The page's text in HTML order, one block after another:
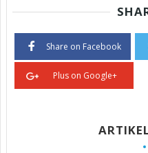
Share on Facebook
Plus on Google+